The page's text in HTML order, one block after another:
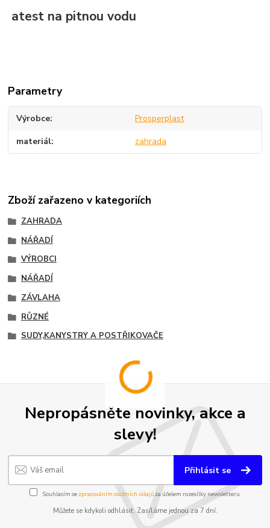
atest na pitnou vodu
Parametry
Výrobce Prosperplast
materiál zahrada
Zboží zařazeno v kategoriích
ZAHRADA
NÁŘADÍ
VÝROBCI
NÁŘADÍ
ZÁVLAHA
RŮZNÉ
SUDY,KANYSTRY A POSTŘIKOVAČE
Nepropásněte novinky, akce a
slevy!
Přihlásit se
Souhlasím se zpracováním osobních údajůza účelem rozesílky newsletteru.
Můžete se kdykoli odhlásit. Zasíláme jednou za 7 dní.